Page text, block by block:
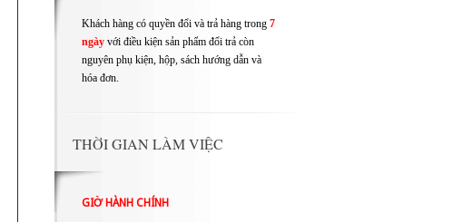
Khách hàng có quyền đổi và trả hàng trong 7
ngày với điều kiện sản phẩm đổi trả còn
nguyên phụ kiện, hộp, sách hướng dẫn và
hóa đơn.
THỜI GIAN LÀM VIỆC
GIỜ HÀNH CHÍNH